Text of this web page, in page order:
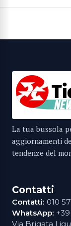
La tua bussola
aggiornamenti
tendenze del
Contatti
Contatti: 010
WhatsApp:
Via Brigata